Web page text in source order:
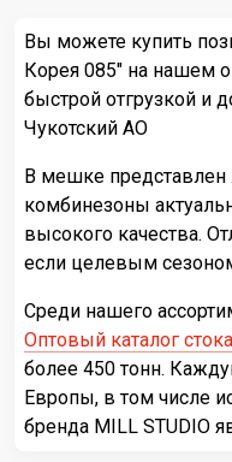
Вы можете купить
Корея 085" на нашем
быстрой отгрузкой и
Чукотский АО
В мешке представлен
комбинезоны
высокого качества.
если целевым
Среди нашего
Оптовый каталог
более 450 тонн.
Европы, в том числе
бренда MILL STUDIO